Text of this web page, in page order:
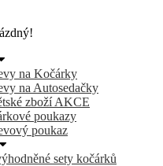
na Kočárky
na Autosedačky
zboží AKCE
poukazy
poukaz
sety kočárků